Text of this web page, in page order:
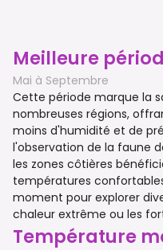
Meilleure
Mai à Septembre
Cette période marque la
nombreuses régions,
moins d'humidité et de
l'observation de la faune
les zones côtières
températures
moment pour explorer
chaleur extrême ou les
Température